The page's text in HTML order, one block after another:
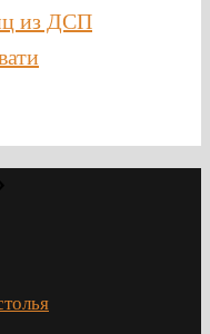
из ДСП